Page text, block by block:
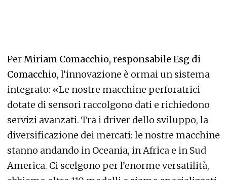
PerMiriam Comacchio, responsabile Esg di
Comacchio, l’innovazione è ormai un sistema
integrato: «Le nostre macchine perforatrici
dotate di sensori raccolgono dati e richiedono
servizi avanzati. Tra i driver dello sviluppo, la
diversificazione dei mercati: le nostre macchine
stanno andando in Oceania, in Africa e in Sud
America. Ci scelgono per l’enorme versatilità,